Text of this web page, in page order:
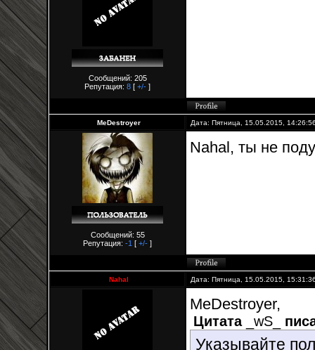
Сообщений: 205
Репутация: 8 [ +/- ]
MeDestroyer Дата: Пятница, 15.05.2015,
Сообщений: 55
Репутация: -1 [ +/- ]
Nahal, ты не
Nahal Дата: Пятница, 15.05.2015,
MeDestroyer,
Цитата _wS_
Указывайте